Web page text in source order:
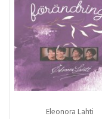
Eleonora Lahti